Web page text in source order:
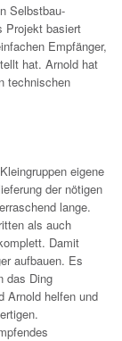
Selbstbau-
Projekt basiert
Empfänger,
hat. Arnold hat
technischen
eigene
der nötigen
lange.
als auch
Damit
aufbauen. Es
das Ding
Arnold helfen und